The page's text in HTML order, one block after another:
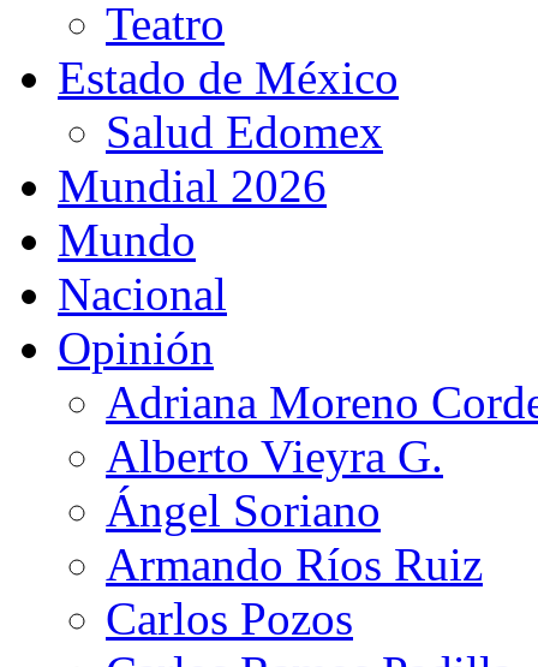
Teatro
Estado de México
Salud Edomex
Mundial 2026
Mundo
Nacional
Opinión
Adriana Moreno
Alberto Vieyra G.
Ángel Soriano
Armando Ríos Ruiz
Carlos Pozos